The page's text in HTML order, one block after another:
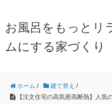
お風呂をもっとリ
ムにする家づくり
ホーム / 建て替え /
【注文住宅の高気密高断熱】人